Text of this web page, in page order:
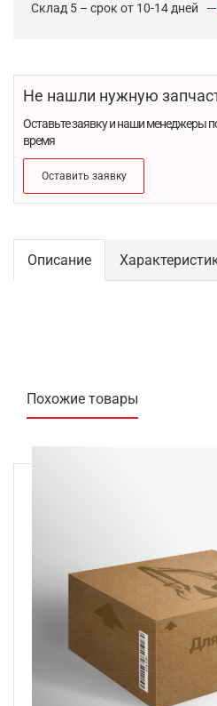
Склад 5 – срок от 10-14 дней
Не нашли нужную
Оставьте заявку и наши менеджеры
время
Оставить заявку
Описание
Похожие товары